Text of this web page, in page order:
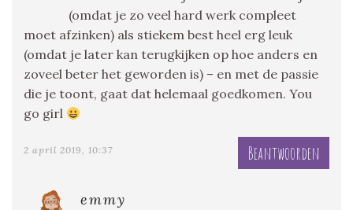
(omdat je zo veel hard werk compleet
moet afzinken) als stiekem best heel erg leuk
(omdat je later kan terugkijken op hoe anders en
zoveel beter het geworden is) – en met de passie
die je toont, gaat dat helemaal goedkomen. You
go girl
2 april 2019, 10:37 Beantwoorden
emmy